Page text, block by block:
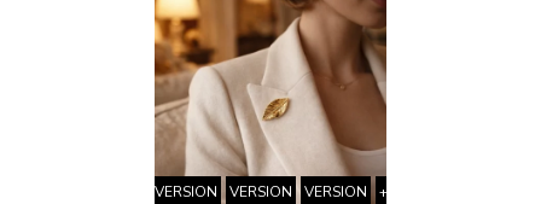
VERSION
VERSION
VERSION
+